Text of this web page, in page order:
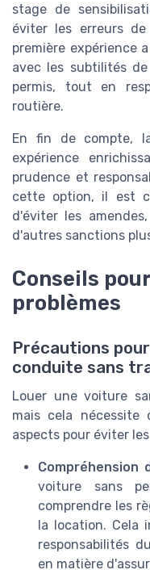
stage de
éviter les erreurs
première expérience
avec les subtilités
permis, tout en
routière.
En fin de compte,
expérience
prudence et
cette option, il est
d'éviter les
d'autres sanctions
Conseils
problèmes
Précautions
conduite sans
Louer une voiture
mais cela
aspects pour éviter
Compréhension
voiture sans
comprendre les
la location. Cela
responsabilités
en matière